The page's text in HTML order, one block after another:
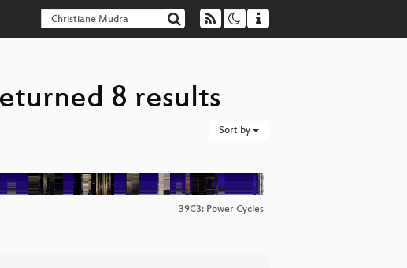
8 results
Sort by
39C3: Power Cycles